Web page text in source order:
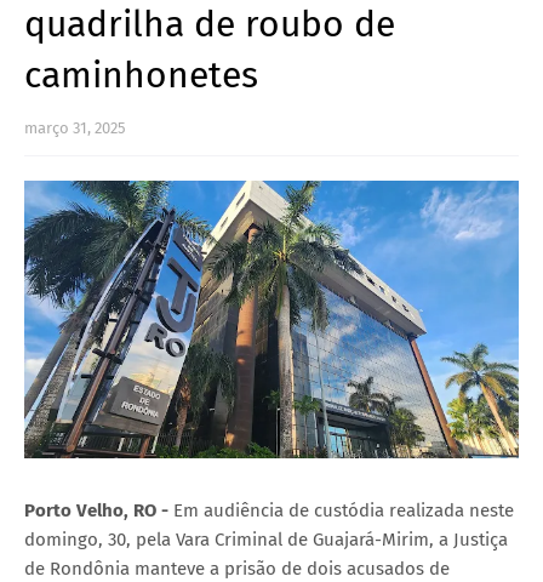
quadrilha de roubo de
caminhonetes
março 31, 2025
Porto Velho, RO - Em audiência de custódia realizada neste
domingo, 30, pela Vara Criminal de Guajará-Mirim, a Justiça
de Rondônia manteve a prisão de dois acusados de